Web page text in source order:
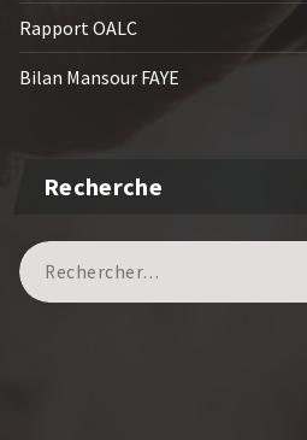
Rapport OALC
Bilan Mansour FAYE
Recherche
Recherche
pour :